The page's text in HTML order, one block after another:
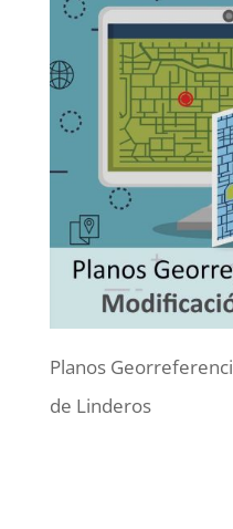
Planos
de Linderos